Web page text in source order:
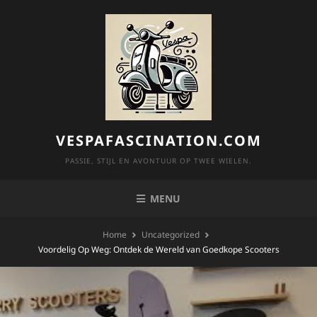
VESPAFASCINATION.COM
PASSIE, STIJL EN AVONTUUR OP TWEE WIELEN.
MENU
Home
Uncategorized
Voordelig Op Weg: Ontdek de Wereld van Goedkope Scooters